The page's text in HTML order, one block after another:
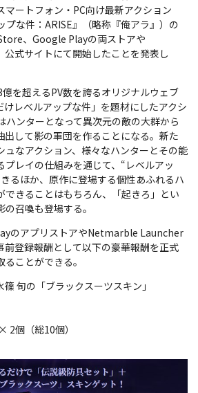
マートフォン・PC向け最新アクション
プな件：ARISE』（略称『俺アラ』）の
、Google Playの両ストアや
式サイトにて開始したことを発表し
を超えるPV数を誇るオリジナルウェブ
けレベルアップな件」を題材にしたアクシ
ハンターとなって異次元の敵の大群から
出して影の軍団を作ることになる。新た
ュなアクション、様々なハンターとその能
プレイの仕組みを通じて、“レベルアッ
るほか、原作に登場する個性あふれるハ
できることはもちろん、「起きろ」とい
召喚も登場する。
のアプリストアやNetmarble Launcher
前登録報酬として以下の豪華報酬を正式
ことができる。
旬の「ブラックスーツスキン」
2個（総10個）